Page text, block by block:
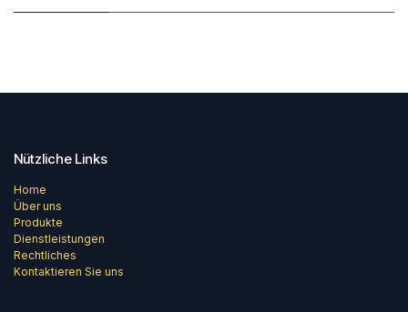
Nützliche Links
Home
Über uns
Produkte
Dienstleistungen
Rechtliches
Kontaktieren Sie uns